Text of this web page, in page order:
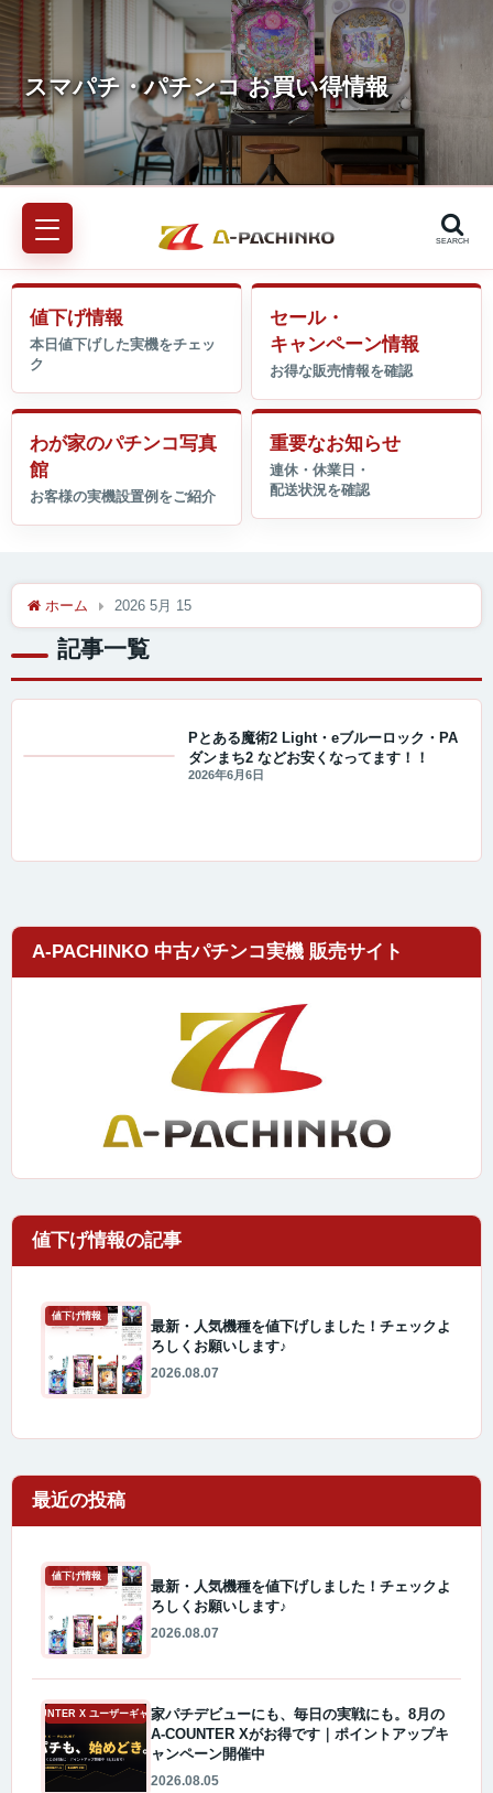
SEARCH
値下げ情報
セール・
キャンペーン情報
わが家のパチンコ写真
館
重要なお知らせ
ホーム 2026 5月 15
記事一覧
Pとある魔術2 Light・eブルーロック・PA
ダンまち2 などお安くなってます！！
2026年6月6日
A-PACHINKO 中古パチンコ実機 販売サイト
値下げ情報
最新・人気機種を値下げしました！チェックよ
ろしくお願いします♪
2026.08.07
最近の投稿
値下げ情報
最新・人気機種を値下げしました！チェックよ
ろしくお願いします♪
2026.08.07
A-COUNTER X ユーザーギャラリー家パチデビューにも、毎日の実戦にも。8月の
A-COUNTER Xがお得です｜ポイントアップキ
ャンペーン開催中
2026.08.05